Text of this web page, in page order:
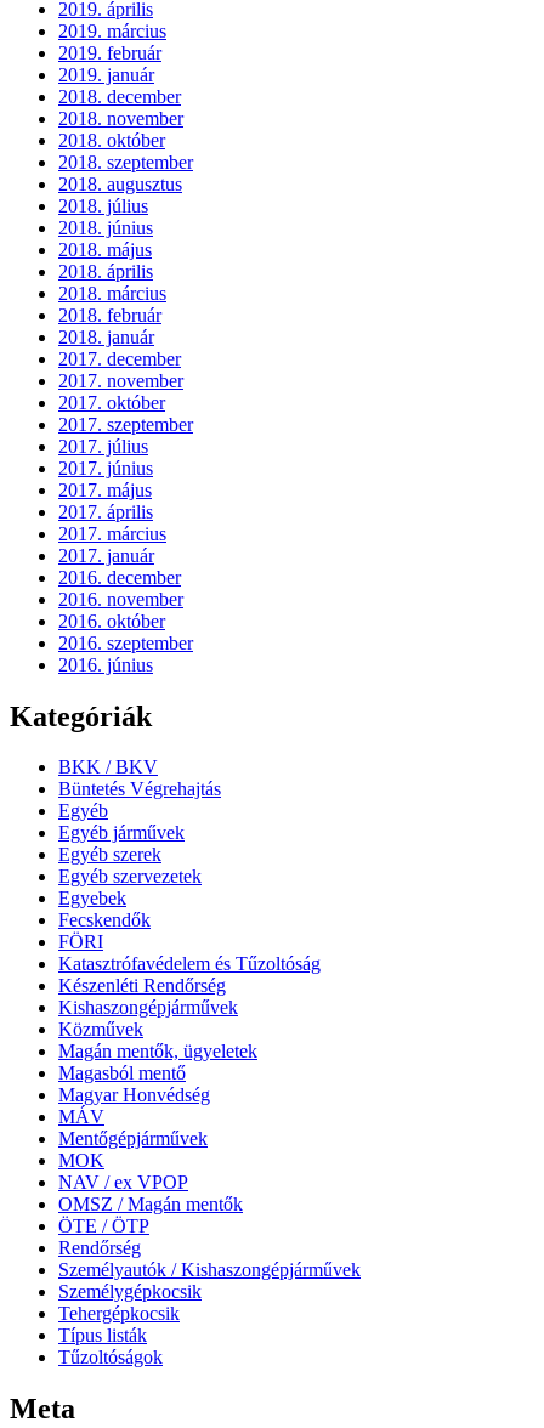
2019. április
2019. március
2019. február
2019. január
2018. december
2018. november
2018. október
2018. szeptember
2018. augusztus
2018. július
2018. június
2018. május
2018. április
2018. március
2018. február
2018. január
2017. december
2017. november
2017. október
2017. szeptember
2017. július
2017. június
2017. május
2017. április
2017. március
2017. január
2016. december
2016. november
2016. október
2016. szeptember
2016. június
Kategóriák
BKK / BKV
Büntetés Végrehajtás
Egyéb
Egyéb járművek
Egyéb szerek
Egyéb szervezetek
Egyebek
Fecskendők
FÖRI
Katasztrófavédelem és Tűzoltóság
Készenléti Rendőrség
Kishaszongépjárművek
Közművek
Magán mentők, ügyeletek
Magasból mentő
Magyar Honvédség
MÁV
Mentőgépjárművek
MOK
NAV / ex VPOP
OMSZ / Magán mentők
ÖTE / ÖTP
Rendőrség
Személyautók / Kishaszongépjárművek
Személygépkocsik
Tehergépkocsik
Típus listák
Tűzoltóságok
Meta